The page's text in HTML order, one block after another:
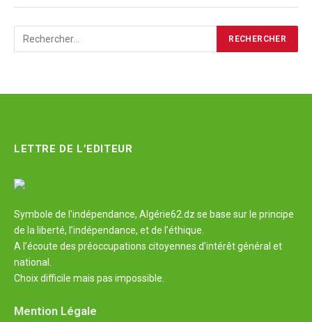
LETTRE DE L’EDITEUR
Symbole de l'indépendance, Algérie62.dz se base sur le principe
de la liberté, l’indépendance, et de l’éthique.
A l’écoute des préoccupations citoyennes d’intérêt général et
national.
Choix difficile mais pas impossible.
Mention Légale